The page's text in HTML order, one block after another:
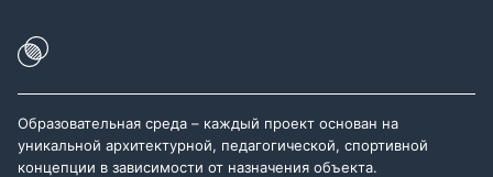
Образовательная среда – каждый проект основан на
уникальной архитектурной, педагогической, спортивной
концепции в зависимости от назначения объекта.